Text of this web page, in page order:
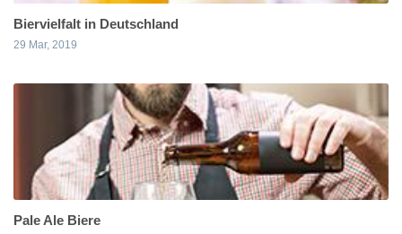
Biervielfalt in Deutschland
29 Mar, 2019
Pale Ale Biere